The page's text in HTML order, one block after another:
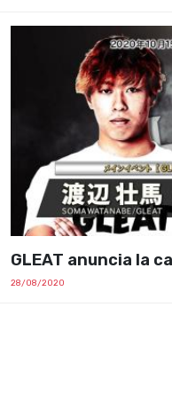
GLEAT anuncia la
28/08/2020